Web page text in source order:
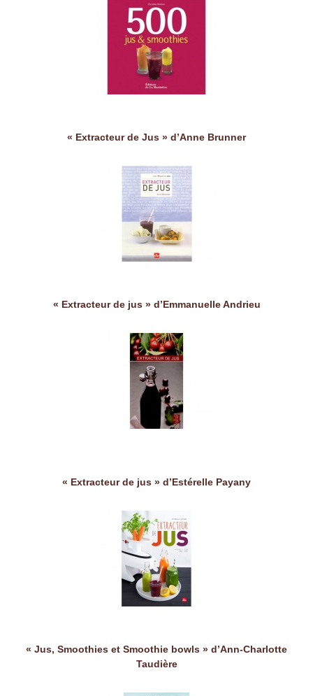
« Extracteur de Jus » d’Anne Brunner
« Extracteur de jus » d’Emmanuelle Andrieu
« Extracteur de jus » d’Estérelle Payany
« Jus, Smoothies et Smoothie bowls » d’Ann-Charlotte
Taudière